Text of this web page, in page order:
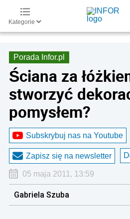
Kategorie
Porada Infor.pl
Ściana za
stworzyć
pomysłem?
Subskrybuj nas na Youtube
Zapisz się na newsletter
05 maja 2011, 13:59
Gabriela Szuba